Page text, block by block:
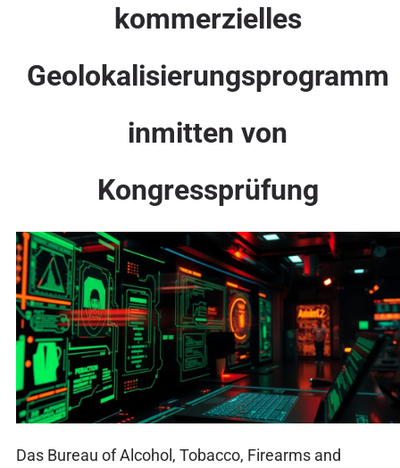
kommerzielles
Geolokalisierungsprogramm
inmitten von
Kongressprüfung
Das Bureau of Alcohol, Tobacco, Firearms and